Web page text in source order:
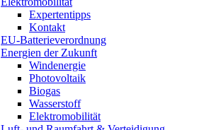
Expertentipps
Kontakt
EU-Batterieverordnung
Energien der Zukunft
Windenergie
Photovoltaik
Biogas
Wasserstoff
Elektromobilität